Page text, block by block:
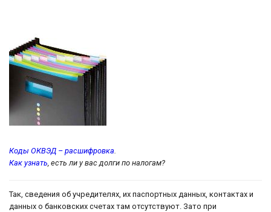
Коды ОКВЭД – расшифровка.
Как узнать, есть ли у вас долги по налогам?
Так, сведения об учредителях, их паспортных данных, контактах и
данных о банковских счетах там отсутствуют. Зато при